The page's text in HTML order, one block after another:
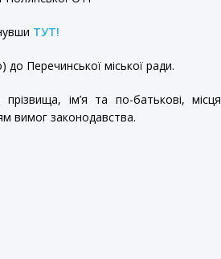
ТУТ!
до Перечинської міської ради.
ім’я та по-батькові, місця
вимог законодавства.